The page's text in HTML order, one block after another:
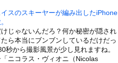
出wwwwww甲斐心...
う
スのスキーヤーが編み出したiPhone
じゃないんだろ？何か秘密が隠され
ら本当にブンブンしているだけだっ
秒から撮影風景が少し見れますね。
ニコラス・ヴィオニ（Nicolas